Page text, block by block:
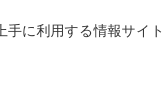
手に利用する情報サイト